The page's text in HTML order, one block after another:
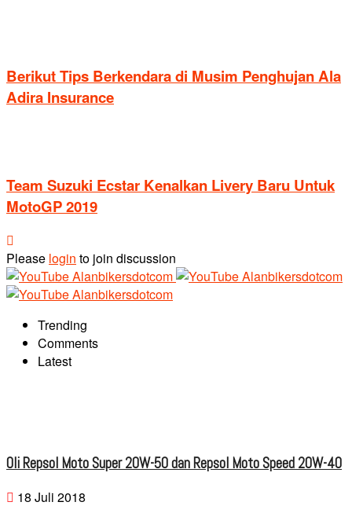
Berikut Tips Berkendara di Musim Penghujan Ala
Adira Insurance
Team Suzuki Ecstar Kenalkan Livery Baru Untuk
MotoGP 2019
Please login to join discussion
Trending
Comments
Latest
Oli Repsol Moto Super 20W-50 dan Repsol Moto Speed 20W-40
18 Juli 2018